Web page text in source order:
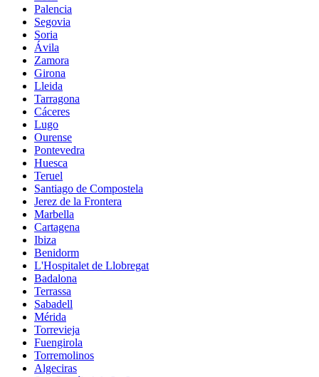
Palencia
Segovia
Soria
Ávila
Zamora
Girona
Lleida
Tarragona
Cáceres
Lugo
Ourense
Pontevedra
Huesca
Teruel
Santiago de Compostela
Jerez de la Frontera
Marbella
Cartagena
Ibiza
Benidorm
L'Hospitalet de Llobregat
Badalona
Terrassa
Sabadell
Mérida
Torrevieja
Fuengirola
Torremolinos
Algeciras